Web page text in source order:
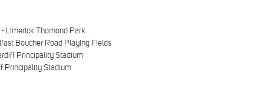
Limerick Thomond Park
Boucher Road Playing Fields
Principality Stadium
Principality Stadium